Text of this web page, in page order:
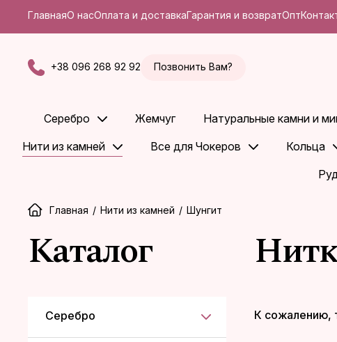
ГлавнаяО насОплата и доставкаГарантия и возвратОпт
+38 096 268 92 92 Позвонить Вам?
Серебро Жемчуг Натуральные камни и
Нити из камней
Все для Чокеров Кольца
Главная / Нити из камней / Шунгит
Каталог
Серебро К сожалению,